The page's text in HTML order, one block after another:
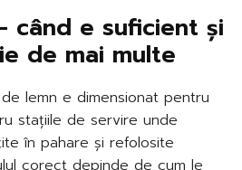
când e suficient și
de mai multe
lemn e dimensionat pentru
stațiile de servire unde
în pahare și refolosite
corect depinde de cum le